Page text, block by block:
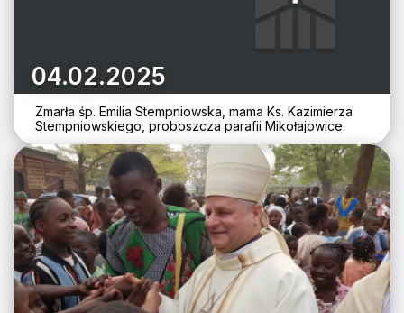
04.02.2025
Zmarła śp. Emilia Stempniowska, mama Ks. Kazimierza
Stempniowskiego, proboszcza parafii Mikołajowice.